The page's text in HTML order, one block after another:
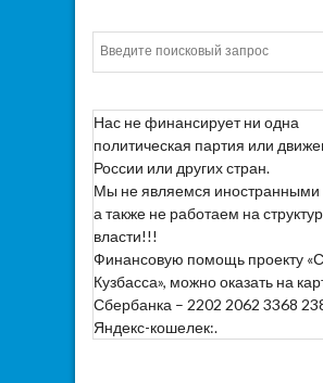
Нас не финансирует ни одна
политическая партия или
России или других стран.
Мы не являемся иностранными
а также не работаем на
власти!!!
Финансовую помощь проекту
Кузбасса», можно оказать на
Сбербанка – 2202 2062 3368
Яндекс-кошелек:.